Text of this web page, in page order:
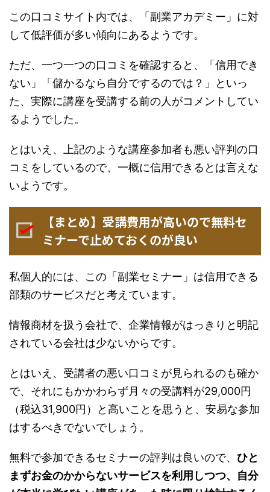
この口コミサイト内では、「副業アカデミー」に対
して低評価が多い傾向にあるようです。
ただ、一つ一つの口コミを確認すると、「信用でき
ない」「儲かるなら自分でするのでは？」といっ
た、実際に講座を受講する前の人がコメントしてい
るようでした。
とはいえ、上記のような講座参加者も悪い評判の口
コミをしているので、一概に信用できるとは言えな
いようです。
【まとめ】受講費用が高いので無料セ
ミナーで止めておくのが良い
私個人的には、この「副業セミナー」は信用できる
部類のサービスだと考えています。
情報商材を扱う会社で、企業情報がはっきりと明記
されている会社は少ないからです。
とはいえ、受講者の悪い口コミが見られるのも確か
で、それにもかかわらず月々の受講料が29,000円
（税込31,900円）と高いことを思うと、安易な参加
はするべきでないでしょう。
無料で参加できるセミナーの評判は良いので、 ひと
まずお金のかからないサービスを利用しつつ、自分